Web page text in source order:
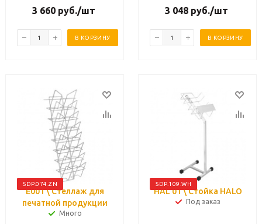
3 660 руб./шт
В КОРЗИНУ
3 048 руб./шт
В КОРЗИНУ
SDP.074.ZN
Е001 \ Стеллаж для
печатной продукции
Много
SDP.109.WH
HAL 01 \ Стойка HALO
Под заказ